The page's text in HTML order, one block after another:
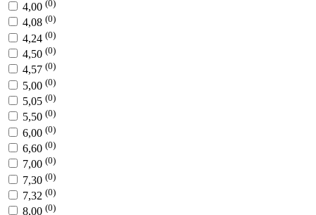
4,00 (0)
4,08 (0)
4,24 (0)
4,50 (0)
4,57 (0)
5,00 (0)
5,05 (0)
5,50 (0)
6,00 (0)
6,60 (0)
7,00 (0)
7,30 (0)
7,32 (0)
8,00 (0)